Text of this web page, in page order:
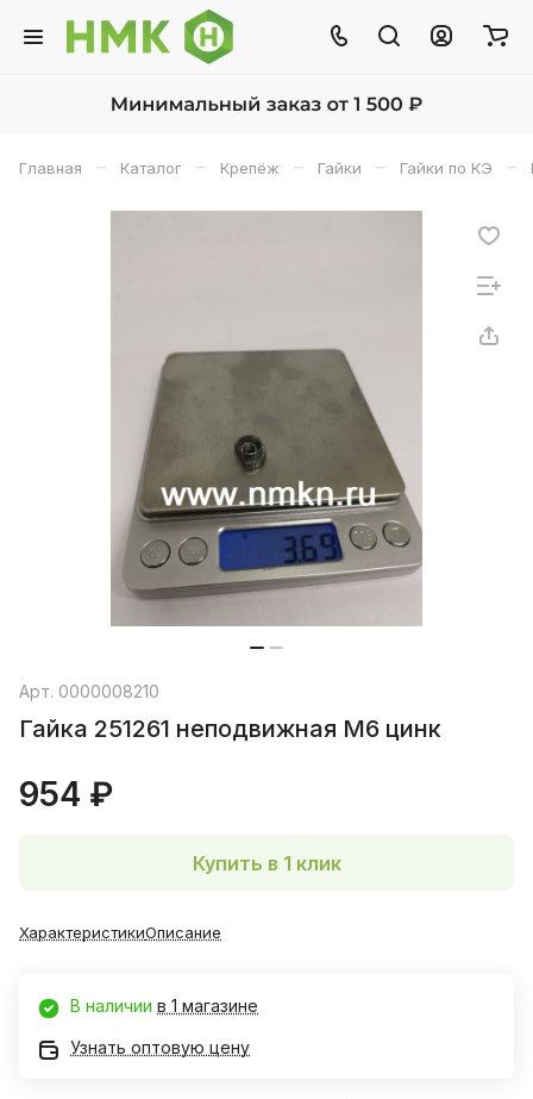
Главная – Каталог – Крепёж – Гайки – Гайки по КЭ –
Арт. 0000008210
Гайка 251261 неподвижная М6 цинк
954 ₽
Купить в 1 клик
ХарактеристикиОписание
В наличии в 1 магазине
Узнать оптовую цену